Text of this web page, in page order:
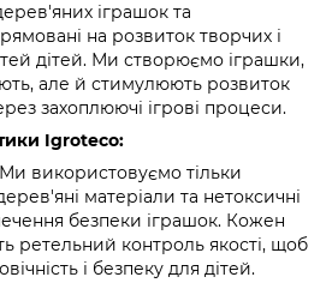
іграшок та
на розвиток творчих і
дітей. Ми створюємо іграшки,
але й стимулюють розвиток
захоплюючі ігрові процеси.
Igroteco:
Ми використовуємо тільки
матеріали та нетоксичні
безпеки іграшок. Кожен
ретельний контроль якості, щоб
і безпеку для дітей.